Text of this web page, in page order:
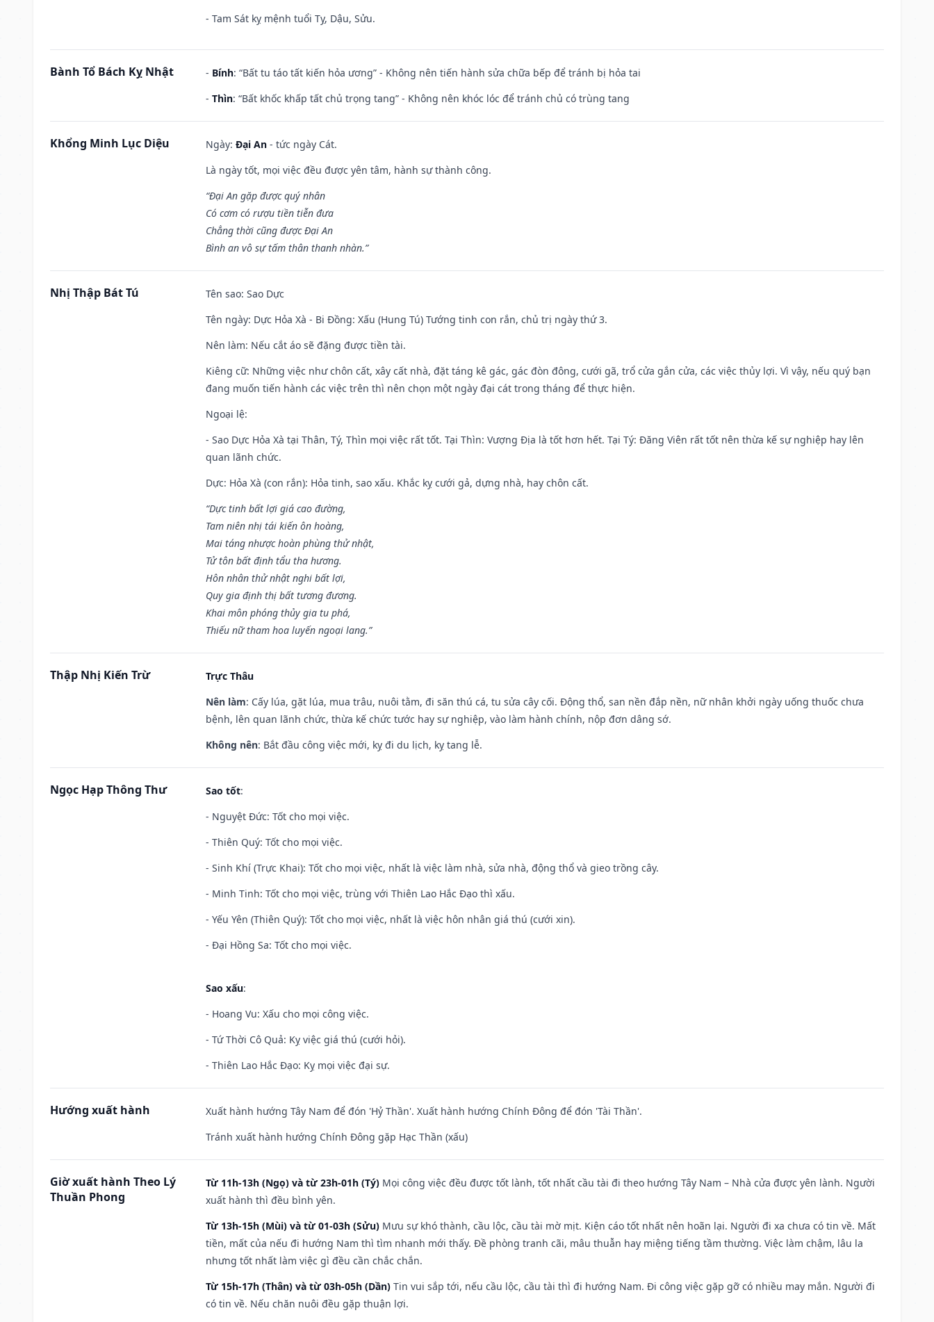
- Tam Sát kỵ mệnh tuổi Tỵ, Dậu, Sửu.
Bành Tổ Bách Kỵ Nhật - Bính: “Bất tu táo tất kiến hỏa ương” - Không nên tiến hành sửa chữa bếp để tránh bị hỏa tai
- Thìn: “Bất khốc khấp tất chủ trọng tang” - Không nên khóc lóc để tránh chủ có trùng tang
Khổng Minh Lục Diệu Ngày: Đại An - tức ngày Cát.
Là ngày tốt, mọi việc đều được yên tâm, hành sự thành công.
“Đại An gặp được quý nhân
Có cơm có rượu tiền tiễn đưa
Chẳng thời cũng được Đại An
Bình an vô sự tấm thân thanh nhàn.”
Nhị Thập Bát Tú Tên sao: Sao Dực
Tên ngày: Dực Hỏa Xà - Bi Đồng: Xấu (Hung Tú) Tướng tinh con rắn, chủ trị ngày thứ 3.
Nên làm: Nếu cắt áo sẽ đặng được tiền tài.
Kiêng cữ: Những việc như chôn cất, xây cất nhà, đặt táng kê gác, gác đòn đông, cưới gã, trổ cửa gắn cửa, các việc thủy lợi. Vì vậy, nếu quý bạn
đang muốn tiến hành các việc trên thì nên chọn một ngày đại cát trong tháng để thực hiện.
Ngoại lệ:
- Sao Dực Hỏa Xà tại Thân, Tý, Thìn mọi việc rất tốt. Tại Thìn: Vượng Địa là tốt hơn hết. Tại Tý: Đăng Viên rất tốt nên thừa kế sự nghiệp hay lên
quan lãnh chức.
Dực: Hỏa Xà (con rắn): Hỏa tinh, sao xấu. Khắc kỵ cưới gả, dựng nhà, hay chôn cất.
“Dực tinh bất lợi giá cao đường,
Tam niên nhị tái kiến ôn hoàng,
Mai táng nhược hoàn phùng thử nhật,
Tử tôn bất định tẩu tha hương.
Hôn nhân thử nhật nghi bất lợi,
Quy gia định thị bất tương đương.
Khai môn phóng thủy gia tu phá,
Thiếu nữ tham hoa luyến ngoại lang.”
Thập Nhị Kiến Trừ
Trực Thâu
Nên làm: Cấy lúa, gặt lúa, mua trâu, nuôi tằm, đi săn thú cá, tu sửa cây cối. Động thổ, san nền đắp nền, nữ nhân khởi ngày uống thuốc chưa
bệnh, lên quan lãnh chức, thừa kế chức tước hay sự nghiệp, vào làm hành chính, nộp đơn dâng sớ.
Không nên: Bắt đầu công việc mới, kỵ đi du lịch, kỵ tang lễ.
Ngọc Hạp Thông Thư Sao tốt:
- Nguyệt Đức: Tốt cho mọi việc.
- Thiên Quý: Tốt cho mọi việc.
- Sinh Khí (Trực Khai): Tốt cho mọi việc, nhất là việc làm nhà, sửa nhà, động thổ và gieo trồng cây.
- Minh Tinh: Tốt cho mọi việc, trùng với Thiên Lao Hắc Đạo thì xấu.
- Yếu Yên (Thiên Quý): Tốt cho mọi việc, nhất là việc hôn nhân giá thú (cưới xin).
- Đại Hồng Sa: Tốt cho mọi việc.
Sao xấu:
- Hoang Vu: Xấu cho mọi công việc.
- Tứ Thời Cô Quả: Kỵ việc giá thú (cưới hỏi).
- Thiên Lao Hắc Đạo: Kỵ mọi việc đại sự.
Hướng xuất hành
Xuất hành hướng Tây Nam để đón 'Hỷ Thần'. Xuất hành hướng Chính Đông để đón 'Tài Thần'.
Tránh xuất hành hướng Chính Đông gặp Hạc Thần (xấu)
Giờ xuất hành Theo Lý
Thuần Phong
Từ 11h-13h (Ngọ) và từ 23h-01h (Tý) Mọi công việc đều được tốt lành, tốt nhất cầu tài đi theo hướng Tây Nam – Nhà cửa được yên lành. Người
xuất hành thì đều bình yên.
Từ 13h-15h (Mùi) và từ 01-03h (Sửu) Mưu sự khó thành, cầu lộc, cầu tài mờ mịt. Kiện cáo tốt nhất nên hoãn lại. Người đi xa chưa có tin về. Mất
tiền, mất của nếu đi hướng Nam thì tìm nhanh mới thấy. Đề phòng tranh cãi, mâu thuẫn hay miệng tiếng tầm thường. Việc làm chậm, lâu la
nhưng tốt nhất làm việc gì đều cần chắc chắn.
Từ 15h-17h (Thân) và từ 03h-05h (Dần) Tin vui sắp tới, nếu cầu lộc, cầu tài thì đi hướng Nam. Đi công việc gặp gỡ có nhiều may mắn. Người đi
có tin về. Nếu chăn nuôi đều gặp thuận lợi.